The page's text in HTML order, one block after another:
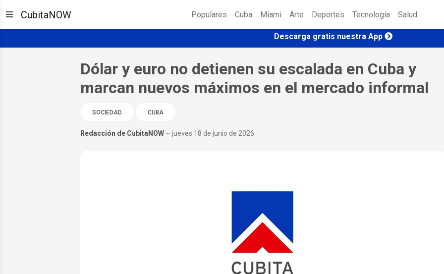
CubitaNOW Populares Cuba Miami Arte Deportes Tecnología Salud
Descarga gratis nuestra App
Dólar y euro no detienen su escalada en Cuba y
marcan nuevos máximos en el mercado informal
SOCIEDAD CUBA
Redacción de CubitaNOW ~ jueves 18 de junio de 2026